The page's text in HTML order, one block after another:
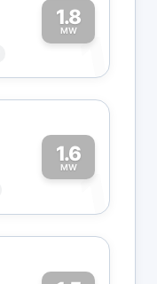
1.8
MW1
1.6
MW1